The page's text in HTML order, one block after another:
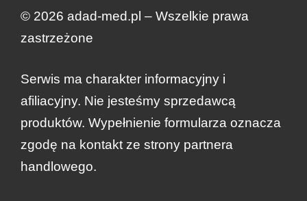
© 2026 adad-med.pl – Wszelkie prawa
zastrzeżone
Serwis ma charakter informacyjny i
afiliacyjny. Nie jesteśmy sprzedawcą
produktów. Wypełnienie formularza oznacza
zgodę na kontakt ze strony partnera
handlowego.